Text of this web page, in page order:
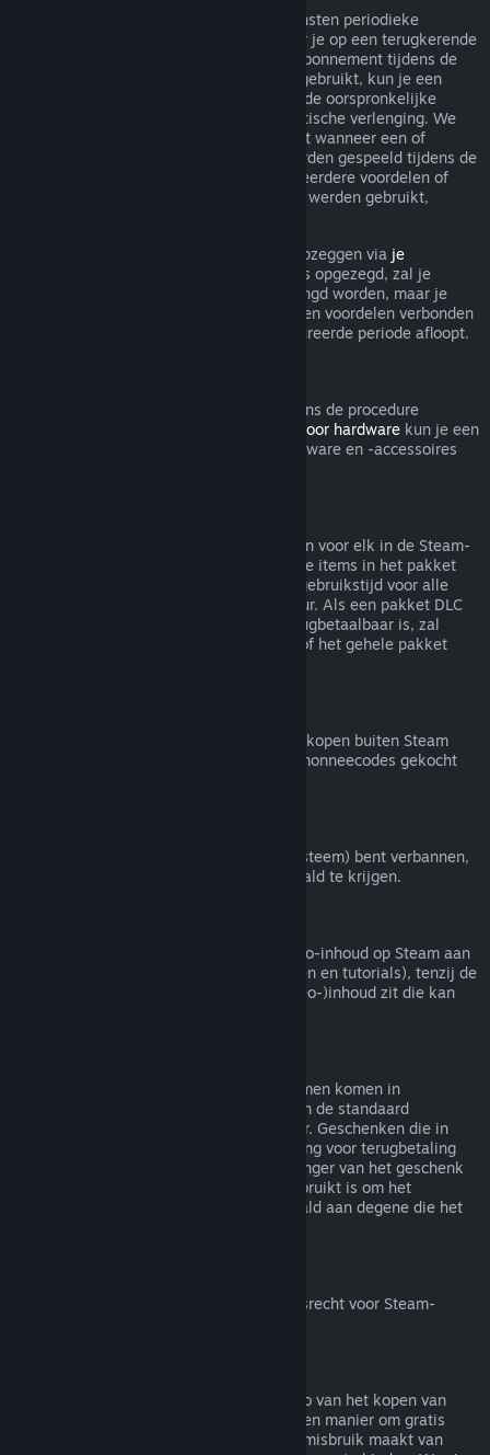
Steam biedt voor sommige inhoud en diensten periodieke
toegang (bijv. maandelijks, jaarlijks) waar je op een terugkerende
basis voor betaalt. Als een terugkerend abonnement tijdens de
huidige gefactureerde periode niet werd gebruikt, kun je een
terugbetaling aanvragen binnen 48 u. na de oorspronkelijke
aankoop, of binnen 48 u. na elke automatische verlenging. We
beschouwen een abonnement als gebruikt wanneer een of
meerdere spellen uit het abonnement werden gespeeld tijdens de
gefactureerde periode, of als er een of meerdere voordelen of
kortingen inbegrepen bij het abonnement werden gebruikt,
Je kunt een lopend abonnement steeds opzeggen via je
. Zodra je abonnement is opgezegd, zal je
abonnement niet meer automatisch verlengd worden, maar je
blijft wel toegang hebben tot alle inhoud en voordelen verbonden
aan je abonnement tot de huidige gefactureerde periode afloopt.
Binnen de relevante tijdsperiode en volgens de procedure
Terugbetalingsbeleid voor hardwarekun je een
terugbetaling aanvragen voor Steam-hardware en -accessoires
Je kunt een volledige terugbetaling krijgen voor elk in de Steam-
winkel gekocht pakket zolang geen van de items in het pakket
zijn overgedragen en de gecombineerde gebruikstijd voor alle
items in het pakket minder is dan twee uur. Als een pakket DLC
of een item in een spel bevat dat niet terugbetaalbaar is, zal
Steam je tijdens het afrekenen vertellen of het gehele pakket
Valve doet geen terugbetalingen voor aankopen buiten Steam
(bijvoorbeeld cd-sleutels of Steam-portemonneecodes gekocht
Als je door VAC (het Valve Anti-Cheat-systeem) bent verbannen,
verlies je het recht om dat spel terugbetaald te krijgen.
We bieden geen terugbetalingen van video-inhoud op Steam aan
(bijv. films, korte films, series, afleveringen en tutorials), tenzij de
video in een bundel met andere (niet-video-)inhoud zit die kan
Geschenken die niet in gebruik zijn genomen komen in
aanmerking voor een terugbetaling binnen de standaard
terugbetalingsperiode van 14 dagen/2 uur. Geschenken die in
gebruik zijn genomen komen in aanmerking voor terugbetaling
onder dezelfde voorwaarden als de ontvanger van het geschenk
de terugbetaling aanvraagt. Saldo dat gebruikt is om het
geschenk te kopen zal worden terugbetaald aan degene die het
Voor meer uitleg over hoe het herroepingsrecht voor Steam-
Terugbetalingen zijn bedoeld om het risico van het kopen van
titels op Steam weg te nemen - niet als een manier om gratis
spellen te krijgen. Als het ons lijkt dat je misbruik maakt van